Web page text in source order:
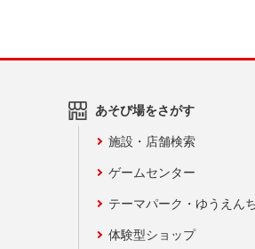
あそび場をさがす
施設・店舗検索
ゲームセンター
テーマパーク・ゆうえん
体験型ショップ